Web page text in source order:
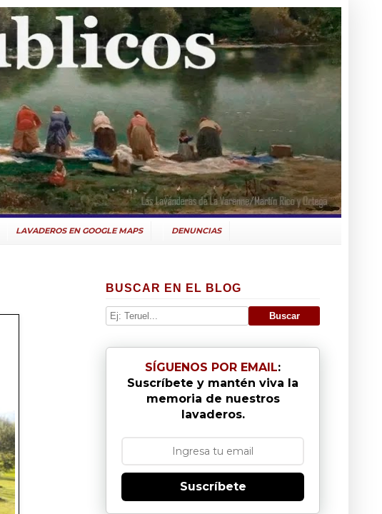
LAVADEROS EN GOOGLE MAPS DENUNCIAS
BUSCAR EN EL BLOG
SÍGUENOS POR EMAIL:
Suscríbete y mantén viva la
memoria de nuestros
lavaderos.
Suscríbete